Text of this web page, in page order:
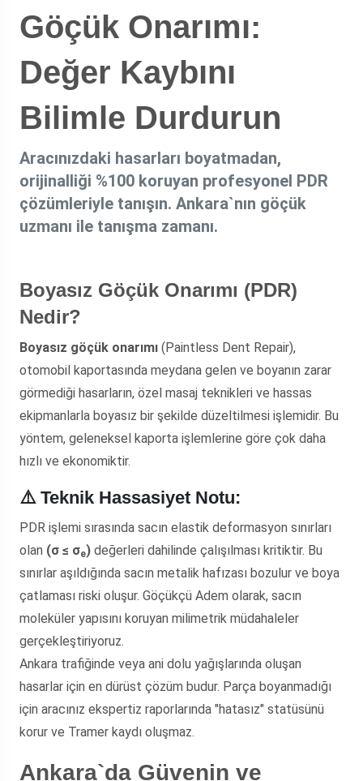
Göçük Onarımı:
Değer Kaybını
Bilimle Durdurun
Aracınızdaki hasarları boyatmadan,
orijinalliği %100 koruyan profesyonel PDR
çözümleriyle tanışın. Ankara`nın göçük
uzmanı ile tanışma zamanı.
Boyasız Göçük Onarımı (PDR)
Nedir?
Boyasız göçük onarımı (Paintless Dent Repair),
otomobil kaportasında meydana gelen ve boyanın zarar
görmediği hasarların, özel masaj teknikleri ve hassas
ekipmanlarla boyasız bir şekilde düzeltilmesi işlemidir. Bu
yöntem, geleneksel kaporta işlemlerine göre çok daha
hızlı ve ekonomiktir.
⚠️ Teknik Hassasiyet Notu:
PDR işlemi sırasında sacın elastik deformasyon sınırları
olan (σ ≤ σe) değerleri dahilinde çalışılması kritiktir. Bu
sınırlar aşıldığında sacın metalik hafızası bozulur ve boya
çatlaması riski oluşur. Göçükçü Adem olarak, sacın
moleküler yapısını koruyan milimetrik müdahaleler
gerçekleştiriyoruz.
Ankara trafiğinde veya ani dolu yağışlarında oluşan
hasarlar için en dürüst çözüm budur. Parça boyanmadığı
için aracınız ekspertiz raporlarında "hatasız" statüsünü
korur ve Tramer kaydı oluşmaz.
Ankara`da Güvenin ve